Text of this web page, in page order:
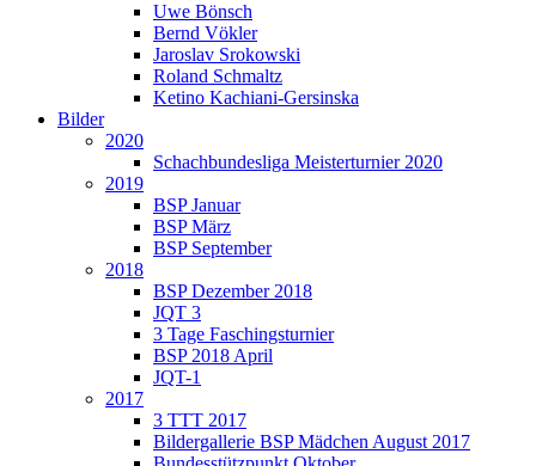
Uwe Bönsch
Bernd Vökler
Jaroslav Srokowski
Roland Schmaltz
Ketino Kachiani-Gersinska
Bilder
2020
Schachbundesliga Meisterturnier 2020
2019
BSP Januar
BSP März
BSP September
2018
BSP Dezember 2018
JQT 3
3 Tage Faschingsturnier
BSP 2018 April
JQT-1
2017
3 TTT 2017
Bildergallerie BSP Mädchen August 2017